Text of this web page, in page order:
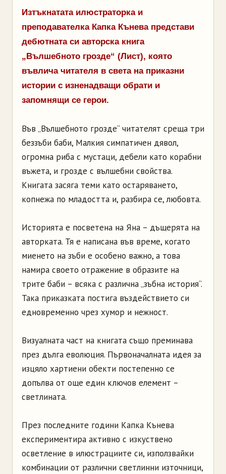
Изтъкнатата илюстраторка и
преподавателка Капка Кънева представи
дебютната си авторска книга
„Вълшебното грозде“ (Лист), която
въвлича читателя в света на приказни
истории с изненадващи обрати и
запомнящи се герои.
Във „Вълшебното грозде“ читателят среща три
беззъби баби, Малкия симпатичен дявол,
огромна риба с мустаци, дебели като корабни
въжета, и грозде с вълшебни свойства.
Книгата засяга теми като остаряването,
копнежа по младостта и, разбира се, любовта.
Историята е посветена на Яна – дъщерята на
авторката. Тя е написана във време, когато
миенето на зъби е особено важно, а това
намира своето отражение в образите на
трите баби – всяка с различна „зъбна история“.
Така приказката постига въздействието си
едновременно чрез хумор и нежност.
Визуалната част на книгата също преминава
през дълга еволюция. Първоначалната идея за
изцяло хартиени обекти постепенно се
допълва от още един ключов елемент –
светлината.
През последните години Капка Кънева
експериментира активно с изкуствено
осветление в илюстрациите си, използвайки
комбинации от различни светлинни източници,